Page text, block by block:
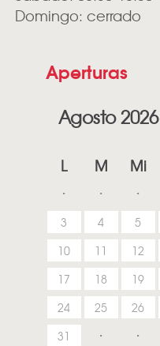
Domingo: cerrado
Aperturas
Agosto 2026
L M Mi
3 4 5
10 11 12
17 18 19
24 25 26
31